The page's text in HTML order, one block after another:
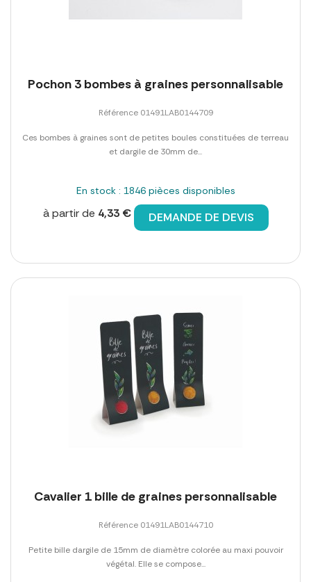
Pochon 3 bombes à graines personnalisable
Référence 01491LAB0144709
Ces bombes à graines sont de petites boules constituées de terreau
et dargile de 30mm de...
En stock : 1846 pièces disponibles
à partir de 4,33 € DEMANDE DE DEVIS
Cavalier 1 bille de graines personnalisable
Référence 01491LAB0144710
Petite bille dargile de 15mm de diamètre colorée au maxi pouvoir
végétal. Elle se compose...